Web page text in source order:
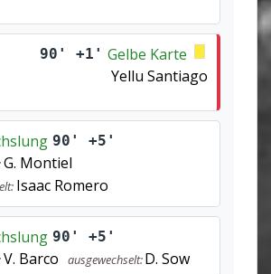
90' +1' Gelbe Karte
Yellu Santiago
90' +5'
G. Montiel
Isaac Romero
90' +5'
V. Barco ausgewechselt:D. Sow